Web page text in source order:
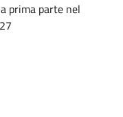
prima parte nel